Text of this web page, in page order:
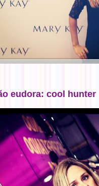
eudora: cool hunter